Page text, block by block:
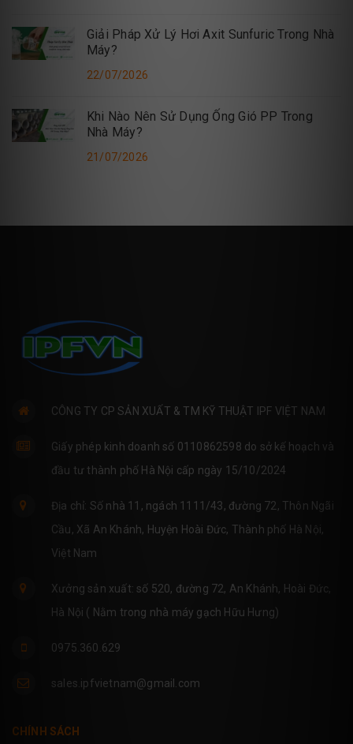
Giải Pháp Xử Lý Hơi Axit Sunfuric Trong Nhà
Máy?
22/07/2026
Khi Nào Nên Sử Dụng Ống Gió PP Trong
Nhà Máy?
21/07/2026
CÔNG TY CP SẢN XUẤT & TM KỸ THUẬT IPF VIỆT NAM
Giấy phép kinh doanh số 0110862598 do sở kế hoạch và
đầu tư thành phố Hà Nội cấp ngày 15/10/2024
Địa chỉ: Số nhà 11, ngách 1111/43, đường 72, Thôn Ngãi
Cầu, Xã An Khánh, Huyện Hoài Đức, Thành phố Hà Nội,
Việt Nam
Xưởng sản xuất: số 520, đường 72, An Khánh, Hoài Đức,
Hà Nội ( Nằm trong nhà máy gạch Hữu Hưng)
0975.360.629
sales.ipfvietnam@gmail.com
CHÍNH SÁCH